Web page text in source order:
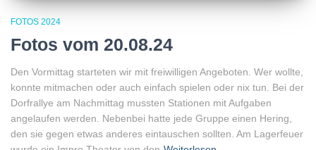
FOTOS 2024
Fotos vom 20.08.24
Den Vormittag starteten wir mit freiwilligen Angeboten. Wer wollte,
konnte mitmachen oder auch einfach spielen oder nix tun. Bei der
Dorfrallye am Nachmittag mussten Stationen mit Aufgaben
angelaufen werden. Nebenbei hatte jede Gruppe einen Hering,
den sie gegen etwas anderes eintauschen sollten. Am Lagerfeuer